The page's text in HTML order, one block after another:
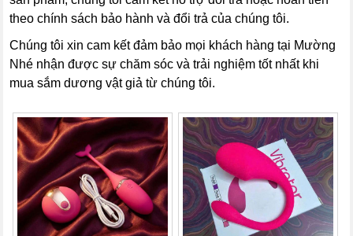
theo chính sách bảo hành và đổi trả của chúng tôi.
Chúng tôi xin cam kết đảm bảo mọi khách hàng tại Mường
Nhé nhận được sự chăm sóc và trải nghiệm tốt nhất khi
mua sắm dương vật giả từ chúng tôi.